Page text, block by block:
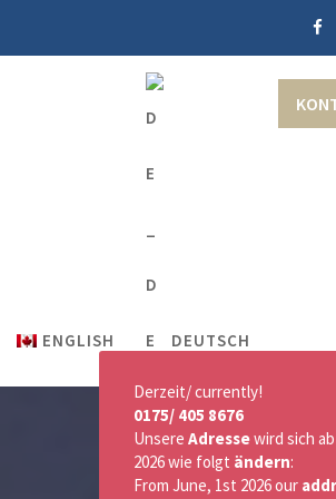
ENGLISH DEUTSCH
Derzeit/ currently!
0175/ 405 8676
Unsere Adressewird sich
2026 wie folgt ändern:
From June, 1st 2026 our